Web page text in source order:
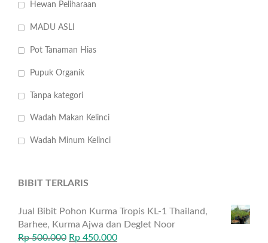
Hewan Peliharaan
MADU ASLI
Pot Tanaman Hias
Pupuk Organik
Tanpa kategori
Wadah Makan Kelinci
Wadah Minum Kelinci
BIBIT TERLARIS
Jual Bibit Pohon Kurma Tropis KL-1 Thailand,
Barhee, Kurma Ajwa dan Deglet Noor
Rp500.000 Rp 450.000